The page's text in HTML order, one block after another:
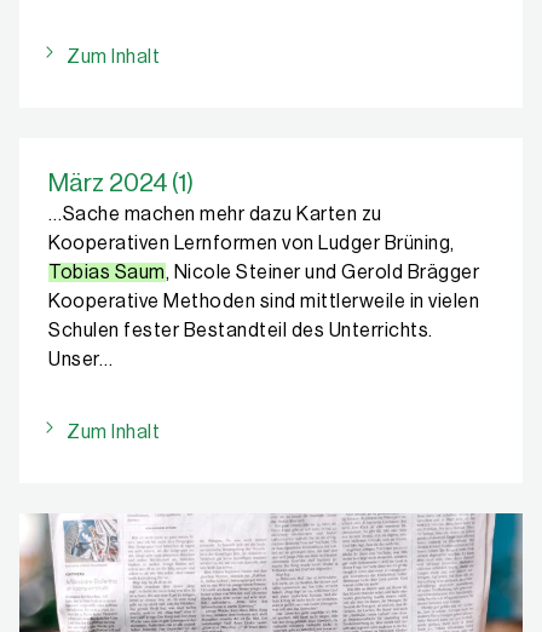
Zum Inhalt
März 2024 (1)
…Sache machen mehr dazu Karten zu
Kooperativen Lernformen von Ludger Brüning,
Tobias Saum, Nicole Steiner und Gerold Brägger
Kooperative Methoden sind mittlerweile in vielen
Schulen fester Bestandteil des Unterrichts.
Unser…
Zum Inhalt